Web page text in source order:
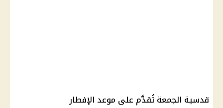
قدسية الجمعة تُقدَّم على موعد الإفطار